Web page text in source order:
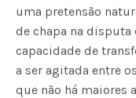
uma pretensão
de chapa na disputa
capacidade de
a ser agitada entre
que não há maiores